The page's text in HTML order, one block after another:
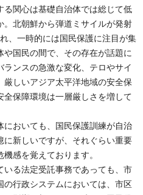
る関心は基礎自治体では総じて低
。北朝鮮から弾道ミサイルが発射
、一時的には国民保護に注目が集
や国民の間で、その存在が話題に
ランスの急激な変化、テロやサイ
しいアジア太平洋地域の安全保
保障環境は一層厳しさを増して
においても、国民保護訓練が自治
新しいですが、それぐらい重要
感を覚えております。
る法定受託事務であっても、市
の行政システムにおいては、市区